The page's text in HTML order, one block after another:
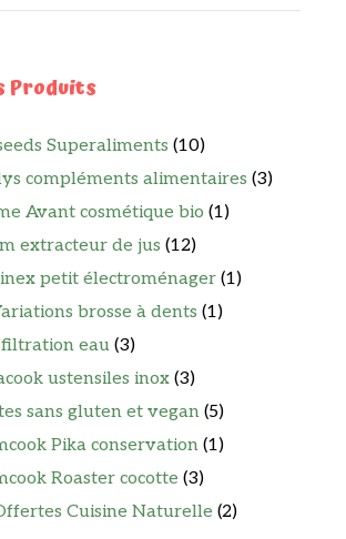
Produits
Superaliments (10)
compléments alimentaires (3)
Avant cosmétique bio (1)
extracteur de jus (12)
petit électroménager (1)
brosse à dents (1)
eau (3)
ustensiles inox (3)
sans gluten et vegan (5)
Pika conservation (1)
Roaster cocotte (3)
Cuisine Naturelle (2)